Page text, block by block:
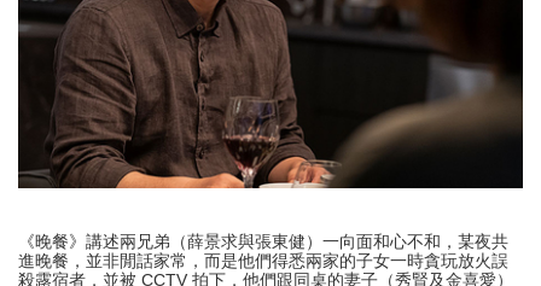
《晚餐》講述兩兄弟（薛景求與張東健）一向面和心不和，某夜共
進晚餐，並非閒話家常，而是他們得悉兩家的子女一時貪玩放火誤
殺露宿者，並被 CCTV 拍下，他們跟同桌的妻子（秀賢及金喜愛）